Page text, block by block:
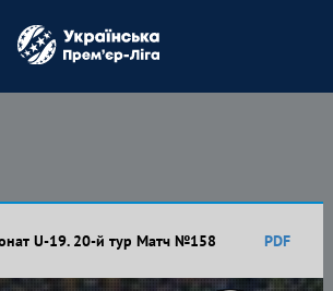
U-19. 20-й тур Матч №158 PDF